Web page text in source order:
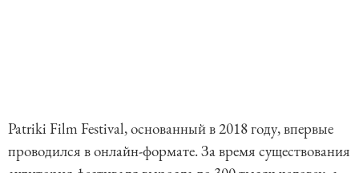
Patriki Film Festival, основанный в 2018 году, впервые
проводился в онлайн-формате. За время существования